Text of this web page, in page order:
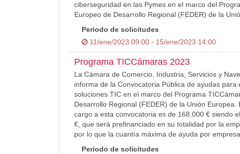
ciberseguridad en las Pymes en el marco del
Europeo de Desarrollo Regional (FEDER) de la
Periodo de solicitudes
11/ene/2023 09:00 - 15/ene/2023 14:00
Programa TICCámaras 2023
La Cámara de Comercio, Industria, Servicios y
informa de la Convocatoria Pública de ayudas
soluciones TIC en el marco del Programa
Desarrollo Regional (FEDER) de la Unión
cargo a esta convocatoria es de 168.000 € siendo
€, que será prefinanciado en su totalidad por la
por lo que la cuantía máxima de ayuda por
Periodo de solicitudes